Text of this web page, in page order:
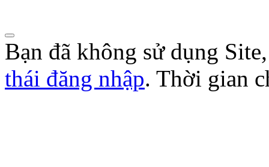
Bạn đã không sử dụng
thái đăng nhập. Thời gian